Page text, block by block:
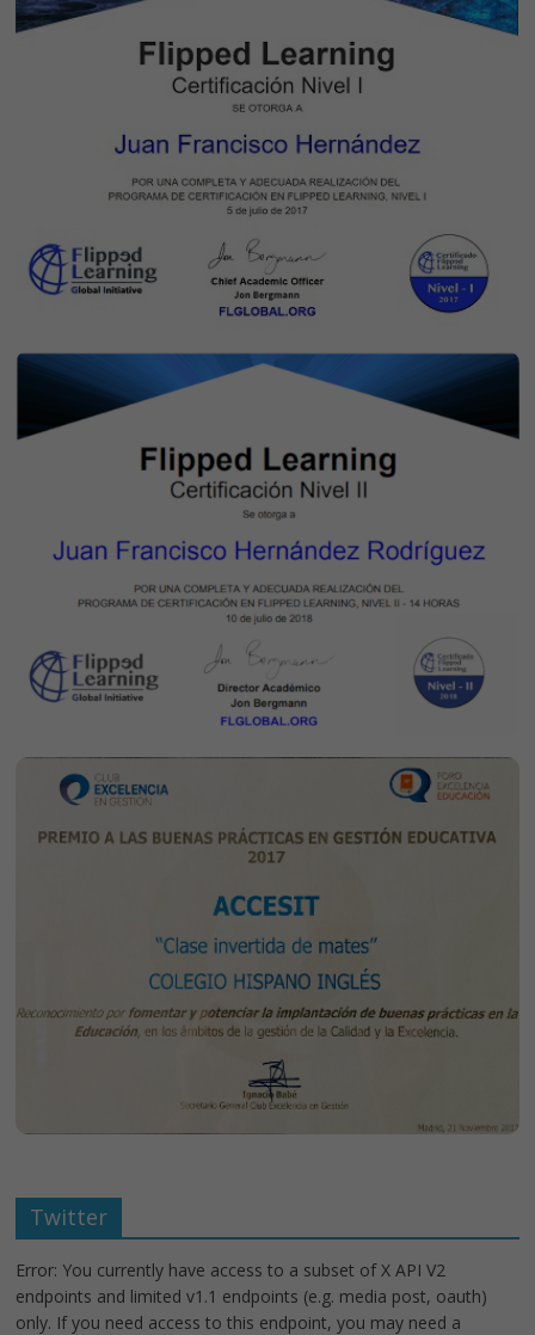
Twitter
Error: You currently have access to a subset of X API V2
endpoints and limited v1.1 endpoints (e.g. media post, oauth)
only. If you need access to this endpoint, you may need a